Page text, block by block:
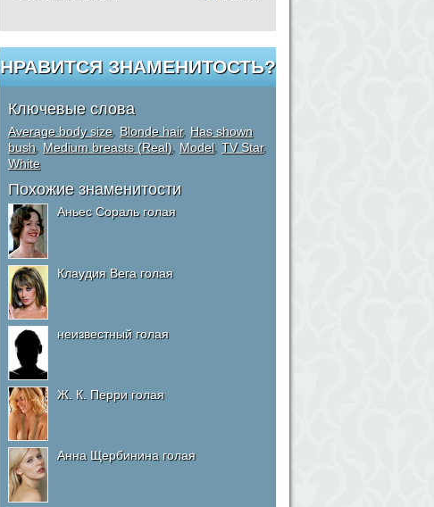
НРАВИТСЯ ЗНАМЕНИТОСТЬ?
Ключевые слова
Average body size, Blonde hair, Has shown
bush Medium breasts (Real) Model, TV Star,
White
Похожие знаменитости
Аньес Сораль голая
Клаудия Вега голая
неизвестный голая
Ж. К. Перри голая
Анна Щербинина голая